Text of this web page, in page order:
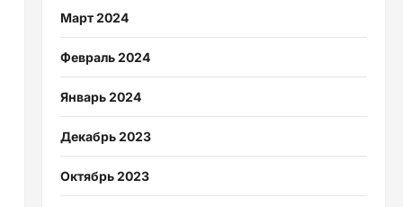
Март 2024
Февраль 2024
Январь 2024
Декабрь 2023
Октябрь 2023